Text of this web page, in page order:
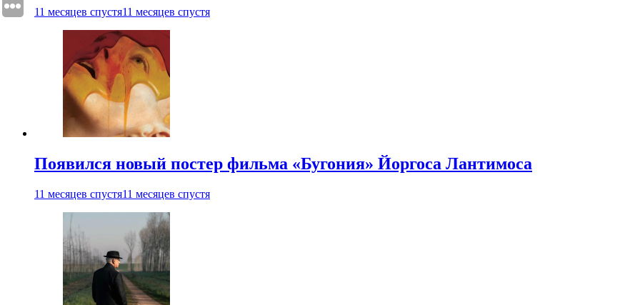
11 месяцев спустя11 месяцев спустя
Появился новый постер фильма «Бугония» Йоргоса Лантимоса
11 месяцев спустя11 месяцев спустя